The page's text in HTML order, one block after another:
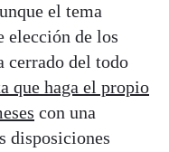
el tema
elección de los
cerrado del todo
que haga el propio
con una
disposiciones